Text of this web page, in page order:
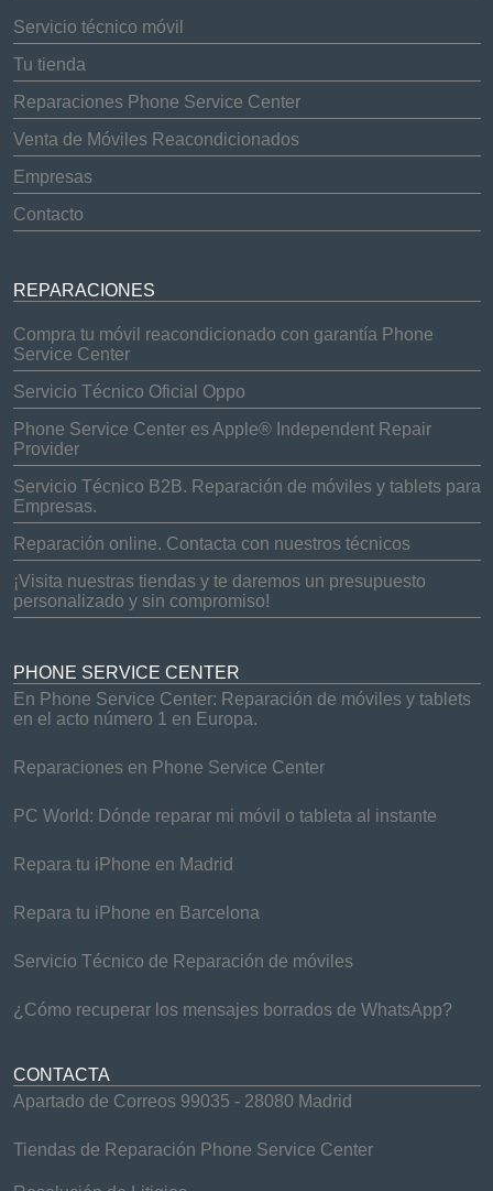
Servicio técnico móvil
Tu tienda
Reparaciones Phone Service Center
Venta de Móviles Reacondicionados
Empresas
Contacto
REPARACIONES
Compra tu móvil reacondicionado con garantía Phone
Service Center
Servicio Técnico Oficial Oppo
Phone Service Center es Apple® Independent Repair
Provider
Servicio Técnico B2B. Reparación de móviles y tablets para
Empresas.
Reparación online. Contacta con nuestros técnicos
¡Visita nuestras tiendas y te daremos un presupuesto
personalizado y sin compromiso!
PHONE SERVICE CENTER
En Phone Service Center: Reparación de móviles y tablets
en el acto número 1 en Europa.
Reparaciones en Phone Service Center
PC World: Dónde reparar mi móvil o tableta al instante
Repara tu iPhone en Madrid
Repara tu iPhone en Barcelona
Servicio Técnico de Reparación de móviles
¿Cómo recuperar los mensajes borrados de WhatsApp?
CONTACTA
Apartado de Correos 99035 - 28080 Madrid
Tiendas de Reparación Phone Service Center